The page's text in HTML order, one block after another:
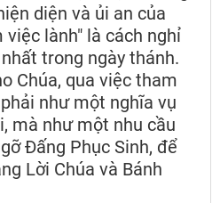
diện và ủi an của
việc lành" là cách nghỉ
trong ngày thánh.
Chúa, qua việc tham
như một nghĩa vụ
mà như một nhu cầu
Đấng Phục Sinh, để
Lời Chúa và Bánh